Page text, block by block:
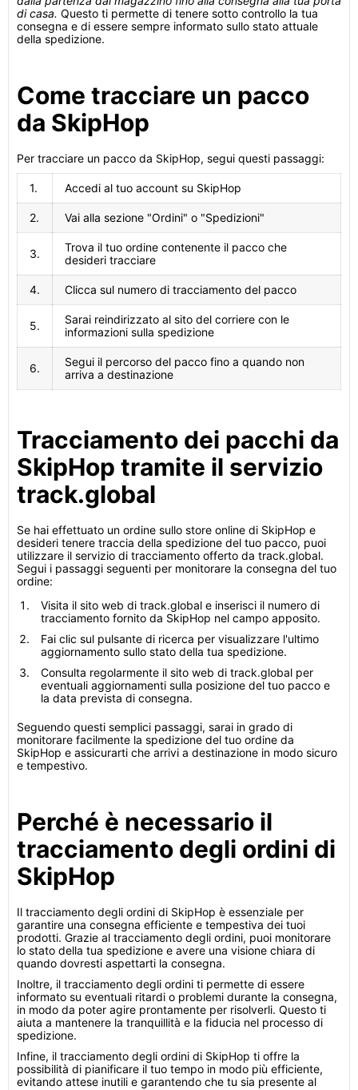
di casa. Questo ti permette di tenere sotto controllo la tua
consegna e di essere sempre informato sullo stato attuale
della spedizione.
Come tracciare un pacco
da SkipHop
Per tracciare un pacco da SkipHop, segui questi passaggi:
1. Accedi al tuo account su SkipHop
2. Vai alla sezione "Ordini" o "Spedizioni"
3.
Trova il tuo ordine contenente il pacco che
desideri tracciare
4. Clicca sul numero di tracciamento del pacco
5.
Sarai reindirizzato al sito del corriere con le
informazioni sulla spedizione
6.
Segui il percorso del pacco fino a quando non
arriva a destinazione
Tracciamento dei pacchi da
SkipHop tramite il servizio
track.global
Se hai effettuato un ordine sullo store online di SkipHop e
desideri tenere traccia della spedizione del tuo pacco, puoi
utilizzare il servizio di tracciamento offerto da track.global.
Segui i passaggi seguenti per monitorare la consegna del tuo
ordine:
Visita il sito web di track.global e inserisci il numero di
tracciamento fornito da SkipHop nel campo apposito.
Fai clic sul pulsante di ricerca per visualizzare l'ultimo
aggiornamento sullo stato della tua spedizione.
Consulta regolarmente il sito web di track.global per
eventuali aggiornamenti sulla posizione del tuo pacco e
la data prevista di consegna.
Seguendo questi semplici passaggi, sarai in grado di
monitorare facilmente la spedizione del tuo ordine da
SkipHop e assicurarti che arrivi a destinazione in modo sicuro
e tempestivo.
Perché è necessario il
tracciamento degli ordini di
SkipHop
Il tracciamento degli ordini di SkipHop è essenziale per
garantire una consegna efficiente e tempestiva dei tuoi
prodotti. Grazie al tracciamento degli ordini, puoi monitorare
lo stato della tua spedizione e avere una visione chiara di
quando dovresti aspettarti la consegna.
Inoltre, il tracciamento degli ordini ti permette di essere
informato su eventuali ritardi o problemi durante la consegna,
in modo da poter agire prontamente per risolverli. Questo ti
aiuta a mantenere la tranquillità e la fiducia nel processo di
spedizione.
Infine, il tracciamento degli ordini di SkipHop ti offre la
possibilità di pianificare il tuo tempo in modo più efficiente,
evitando attese inutili e garantendo che tu sia presente al